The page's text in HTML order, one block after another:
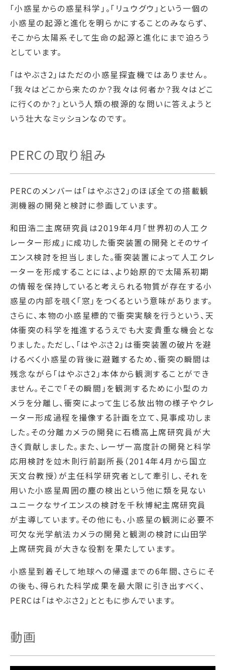
「小惑星からの惑星科学」。「リュウグウ」という一個の
小惑星の起源と進化を明らかにすることのみならず、
そこから太陽系そして生命の起源と進化にまで迫ろう
としています。
「はやぶさ2」はただの小惑星探査機ではありません。
「我々はどこから来たのか？我々は何者か？我々はどこ
に行くのか？」という人類の根源的な問いに答えようと
いう壮大なミッションなのです。
PERCの取り組み
PERCのメンバーは「はやぶさ2」のほぼ全ての搭載観
測機器の開発と検討に参画しています。
和田浩二主席研究員は2019年4月「世界初の人工ク
レーター形成」に成功した衝突装置の開発とそのサイ
エンス検討を担当しました。衝突装置によって人工クレ
ーターを形成することには、より始原的で太陽系初期
の情報を保持していると考えられる物質が存在する小
惑星の内部を覗く「窓」をつくるという意味があります。
さらに、本物の小惑星標的で衝突実験を行うという、天
体衝突の科学を推進するうえでも大変貴重な機会とな
りました。ただし、「はやぶさ2」は衝突装置の破片を避
けるべく小惑星の背後に避難するため、衝突の瞬間は
残念ながら「はやぶさ2」本体から観測することができ
ません。そこで「その瞬間」を観測するために小型のカ
メラを分離し、衝突によって生じる放出物の様子やクレ
ーター形成過程を撮像する計画を立て、見事成功しま
した。その分離カメラの開発に石橋高上席研究員が大
きく貢献しました。また、レーザー高度計の開発と科学
応用検討を竝木則行前副所長（2014年4月から国立
天文台教授）が主任科学研究者として牽引し、それを
用いた小惑星周囲の塵の検出という他に類を見ない
ユニークなサイエンスの検討を千秋博紀主席研究員
が主導しています。その他にも、小惑星の観測に必要不
可欠な光学航法カメラの開発と観測の検討に山田学
上席研究員が大きな役割を果たしています。
小惑星到着そして地球への帰還までの6年間、さらにそ
の後も、得られた科学成果を最大限に引き出すべく、
PERCは「はやぶさ2」とともに歩んでいます。
動画